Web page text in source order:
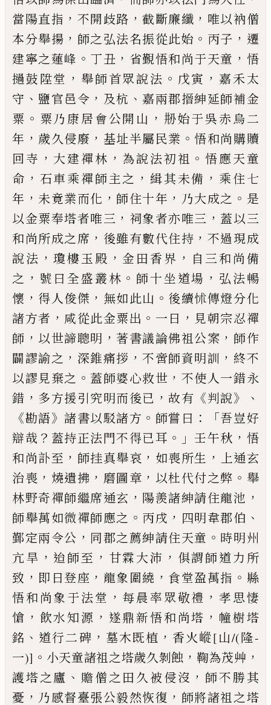
當陽直指 ， 不開歧路 ，截斷廉纖 ， 唯以衲僧
本分舉揚 ， 師之弘法名振從此始 。 丙子 ， 遷
建寧之蓮峰 。 丁丑 ， 省覲悟和尚于天童 ， 悟
撾鼓陞堂 ， 舉師首眾說法 。 戊寅 ， 嘉禾太
守 、 鹽官邑令 ， 及杭 、 嘉兩郡搢紳延師補金
粟 。 粟乃康居會公開山 ， 刱始于吳赤烏二
年 ， 歲久侵廢 ， 基址半屬民業 。悟和尚購贖
回寺 ， 大建禪林 ， 為說法初祖 。悟應天童
命 ， 石車乘禪師主之 ， 緝其未備 ， 乘住七
年 ， 未竟業而化 ， 師住十年 ， 乃大成之 。 是
以金粟奉塔者唯三 ， 祠象者亦唯三 ， 蓋以三
和尚所成之席 ， 後雖有數代住持 ， 不過現成
說法 ，瓊樓玉殿 ， 金田香界 ， 自三和尚備
之 ， 號曰全盛叢林 。 師十坐道場 ， 弘法暢
懷 ， 得人俊傑 ， 無如此山 。 後續怵傳燈分化
諸方者 ， 咸從此金粟出 。 一日 ， 見朝宗忍禪
師 ， 以世諦聰明 ，著書議論佛祖公案 ， 師作
闢謬諭之 ， 深錐痛拶 ，不啻師資明訓 ， 終不
以謬見棄之 。 蓋師婆心救世 ， 不使人一錯永
錯 ， 多方援引究明而後已 ，故有 《判說》、
《勘語》諸書以駁諸方 。 師嘗曰 ：「吾豈好
辯哉 ？ 蓋持正法門不得已耳 。」壬午秋 ， 悟
和尚訃至 ， 師挂真舉哀 ， 如喪所生 ，
上通玄
治喪 ， 燒遺拂 ， 磨圖章 ， 以杜代付之弊 。 舉
林野奇禪師繼席通玄 ， 陽羨諸紳請住龍池 ，
師舉萬如微禪師應之 。 丙戌 ， 四明韋郡伯 、
鄞定兩令公 ， 同郡之薦紳請住天童 。 時明州
亢旱 ， 迨師至 ， 甘霖大沛 ， 俱謂師道力所
致 ， 即日登座 ， 龍象圍繞 ， 食堂盈萬指 。 縣
悟和尚象于法堂 ， 每晨率眾敬禮 ， 孝思悽
愴 ， 飲水知源 ， 遂鼎新悟和尚塔 ， 幢樹塔
銘 、 道行二碑 ， 墓木既植 ， 香火嵷[山/(隆-
一)] 。 小天童諸祖之塔歲久剝蝕 ， 鞠為茂艸 ，
護塔之廬 、 贍僧之田久被侵沒 ， 師不勝其
憂 ， 乃感督臺張公毅然恢復 ， 師將諸祖之塔